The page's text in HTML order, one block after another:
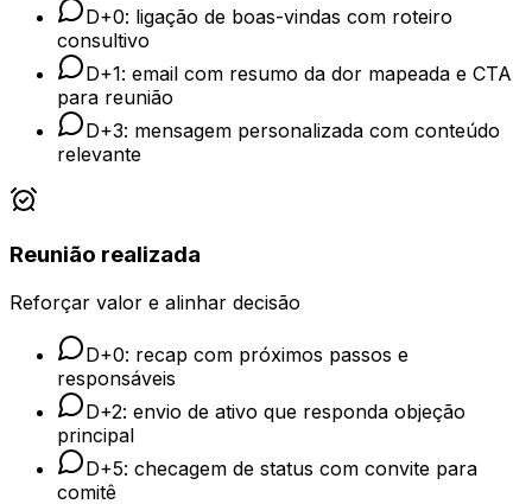
D+0: ligação de boas-vindas com roteiro
consultivo
D+1: email com resumo da dor mapeada e CTA
para reunião
D+3: mensagem personalizada com conteúdo
relevante
Reunião realizada
Reforçar valor e alinhar decisão
D+0: recap com próximos passos e
responsáveis
D+2: envio de ativo que responda objeção
principal
D+5: checagem de status com convite para
comitê